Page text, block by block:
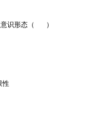
识形态（ ）
性